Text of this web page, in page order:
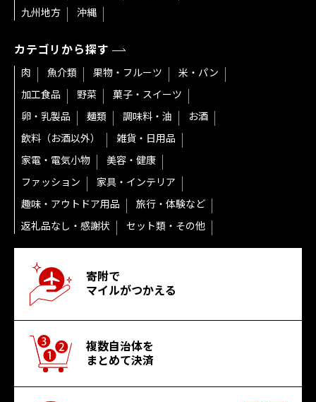
九州地方
沖縄
カテゴリから探す
肉 魚介類 果物・フルーツ
米・パン
加工食品
野菜
菓子・スイーツ
卵・乳製品
麺類 調味料・油
お酒
飲料（お酒以外）
雑貨・日用品
家電・電気小物
美容・健康
ファッション
家具・インテリア
趣味・アウトドア用品
旅行・体験など
返礼品なし・感謝状
セット類・その他
寄附で
マイルがつかえる
複数自治体を
まとめて決済